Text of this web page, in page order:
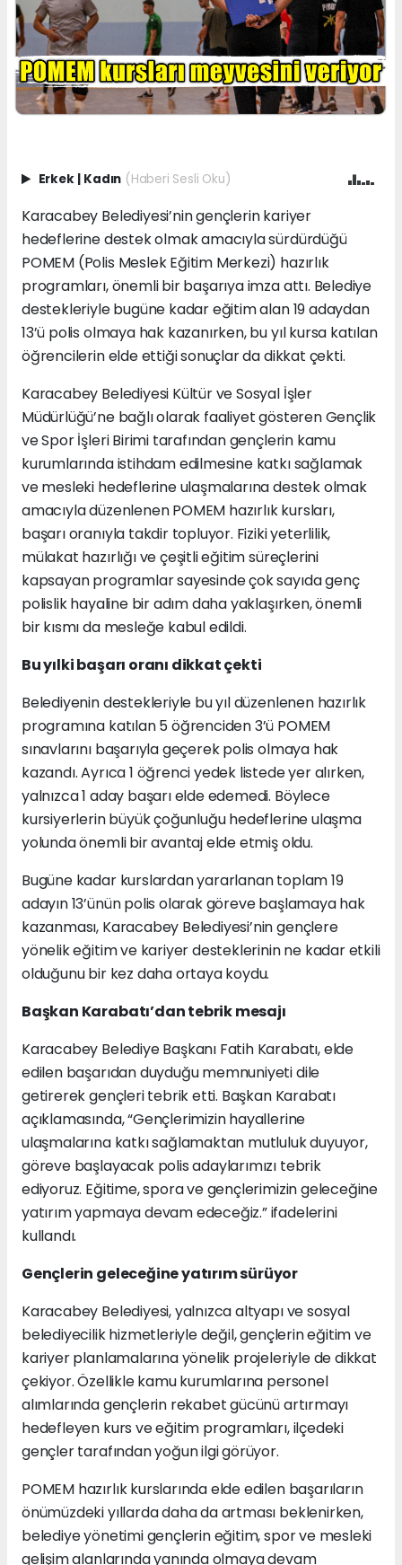
Erkek | Kadın (Haberi Sesli Oku)
Karacabey Belediyesi’nin gençlerin kariyer
hedeflerine destek olmak amacıyla sürdürdüğü
POMEM (Polis Meslek Eğitim Merkezi) hazırlık
programları, önemli bir başarıya imza attı. Belediye
destekleriyle bugüne kadar eğitim alan 19 adaydan
13’ü polis olmaya hak kazanırken, bu yıl kursa katılan
öğrencilerin elde ettiği sonuçlar da dikkat çekti.
Karacabey Belediyesi Kültür ve Sosyal İşler
Müdürlüğü’ne bağlı olarak faaliyet gösteren Gençlik
ve Spor İşleri Birimi tarafından gençlerin kamu
kurumlarında istihdam edilmesine katkı sağlamak
ve mesleki hedeflerine ulaşmalarına destek olmak
amacıyla düzenlenen POMEM hazırlık kursları,
başarı oranıyla takdir topluyor. Fiziki yeterlilik,
mülakat hazırlığı ve çeşitli eğitim süreçlerini
kapsayan programlar sayesinde çok sayıda genç
polislik hayaline bir adım daha yaklaşırken, önemli
bir kısmı da mesleğe kabul edildi.
Bu yılki başarı oranı dikkat çekti
Belediyenin destekleriyle bu yıl düzenlenen hazırlık
programına katılan 5 öğrenciden 3’ü POMEM
sınavlarını başarıyla geçerek polis olmaya hak
kazandı. Ayrıca 1 öğrenci yedek listede yer alırken,
yalnızca 1 aday başarı elde edemedi. Böylece
kursiyerlerin büyük çoğunluğu hedeflerine ulaşma
yolunda önemli bir avantaj elde etmiş oldu.
Bugüne kadar kurslardan yararlanan toplam 19
adayın 13’ünün polis olarak göreve başlamaya hak
kazanması, Karacabey Belediyesi’nin gençlere
yönelik eğitim ve kariyer desteklerinin ne kadar etkili
olduğunu bir kez daha ortaya koydu.
Başkan Karabatı’dan tebrik mesajı
Karacabey Belediye Başkanı Fatih Karabatı, elde
edilen başarıdan duyduğu memnuniyeti dile
getirerek gençleri tebrik etti. Başkan Karabatı
açıklamasında, “Gençlerimizin hayallerine
ulaşmalarına katkı sağlamaktan mutluluk duyuyor,
göreve başlayacak polis adaylarımızı tebrik
ediyoruz. Eğitime, spora ve gençlerimizin geleceğine
yatırım yapmaya devam edeceğiz.” ifadelerini
kullandı.
Gençlerin geleceğine yatırım sürüyor
Karacabey Belediyesi, yalnızca altyapı ve sosyal
belediyecilik hizmetleriyle değil, gençlerin eğitim ve
kariyer planlamalarına yönelik projeleriyle de dikkat
çekiyor. Özellikle kamu kurumlarına personel
alımlarında gençlerin rekabet gücünü artırmayı
hedefleyen kurs ve eğitim programları, ilçedeki
gençler tarafından yoğun ilgi görüyor.
POMEM hazırlık kurslarında elde edilen başarıların
önümüzdeki yıllarda daha da artması beklenirken,
belediye yönetimi gençlerin eğitim, spor ve mesleki
gelişim alanlarında yanında olmaya devam